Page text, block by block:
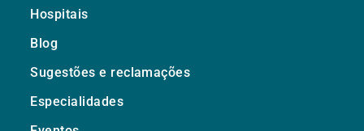
Hospitais
Blog
Sugestões e reclamações
Especialidades